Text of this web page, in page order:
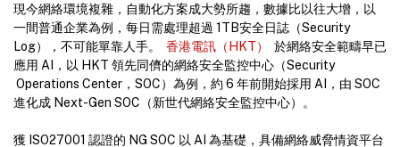
現今網絡環境複雜，自動化方案成大勢所趨，數據比以往大增，以
一間普通企業為例，每日需處理超過 1TB安全日誌（Security
Log），不可能單靠人手。
香港電訊（HKT）
於網絡安全範疇早已
應用 AI，以 HKT 領先同儕的網絡安全監控中心（Security
Operations Center，SOC）為例，約 6 年前開始採用 AI，由 SOC
進化成 Next-Gen SOC（新世代網絡安全監控中心）。
獲 ISO27001 認證的 NG SOC 以 AI 為基礎，具備網絡威脅情資平台